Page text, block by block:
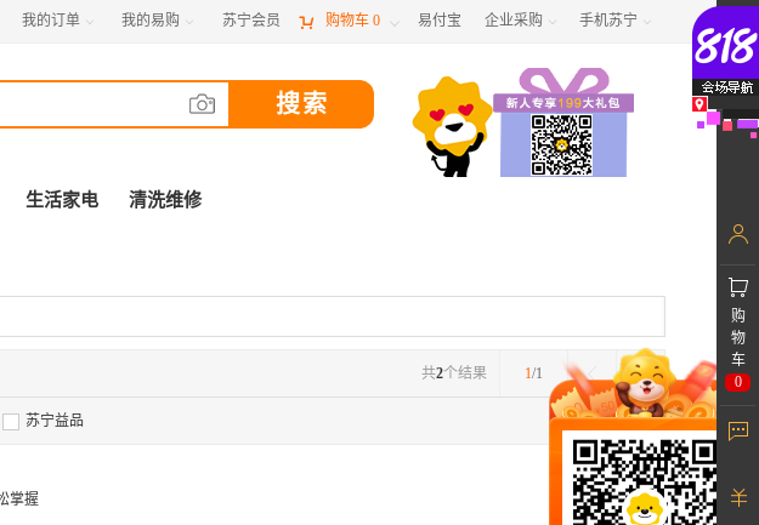
我的订单  我的易购  苏宁会员  购物车 0  易付宝 企业采购  手机苏宁 
生活家电 清洗维修
1/1
共2个结果
苏宁益品
购
物
车
0